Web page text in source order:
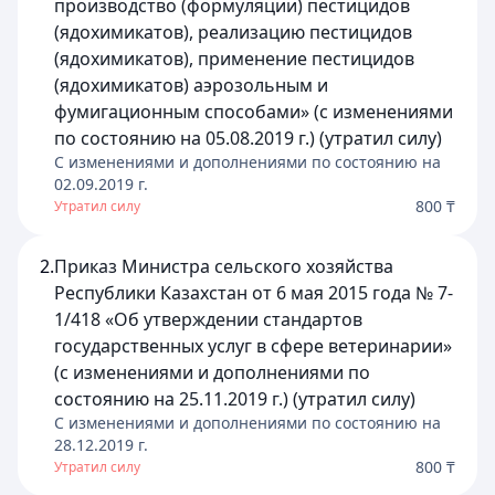
производство (формуляции) пестицидов
(ядохимикатов), реализацию пестицидов
(ядохимикатов), применение пестицидов
(ядохимикатов) аэрозольным и
фумигационным способами» (с изменениями
по состоянию на 05.08.2019 г.) (утратил силу)
C изменениями и дополнениями по состоянию на
02.09.2019 г.
Утратил силу 800 ₸
2.Приказ Министра сельского хозяйства
Республики Казахстан от 6 мая 2015 года № 7-
1/418 «Об утверждении стандартов
государственных услуг в сфере ветеринарии»
(с изменениями и дополнениями по
состоянию на 25.11.2019 г.) (утратил силу)
C изменениями и дополнениями по состоянию на
28.12.2019 г.
Утратил силу 800 ₸